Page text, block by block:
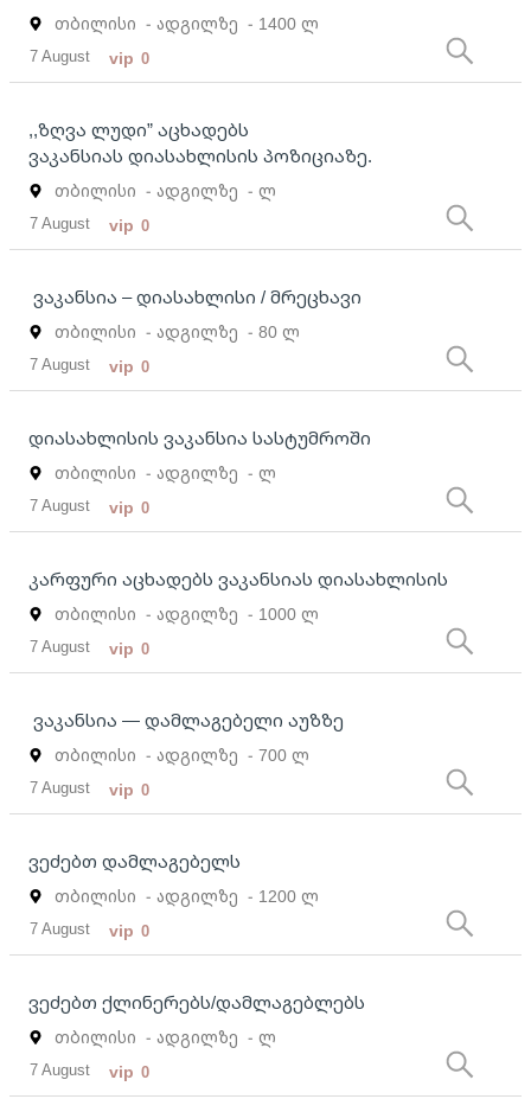
თბილისი - ადგილზე - 1400 ლ
7 August vip 0
,,ზღვა ლუდი” აცხადებს
ვაკანსიას დიასახლისის პოზიციაზე.
თბილისი - ადგილზე - ლ
7 August vip 0
ვაკანსია – დიასახლისი / მრეცხავი
თბილისი - ადგილზე - 80 ლ
7 August vip 0
დიასახლისის ვაკანსია სასტუმროში
თბილისი - ადგილზე - ლ
7 August vip 0
კარფური აცხადებს ვაკანსიას დიასახლისის
თბილისი - ადგილზე - 1000 ლ
7 August vip 0
ვაკანსია — დამლაგებელი აუზზე
თბილისი - ადგილზე - 700 ლ
7 August vip 0
ვეძებთ დამლაგებელს
თბილისი - ადგილზე - 1200 ლ
7 August vip 0
ვეძებთ ქლინერებს/დამლაგებლებს
თბილისი - ადგილზე - ლ
7 August vip 0